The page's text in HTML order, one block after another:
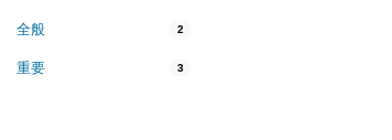
全般 2
重要 3